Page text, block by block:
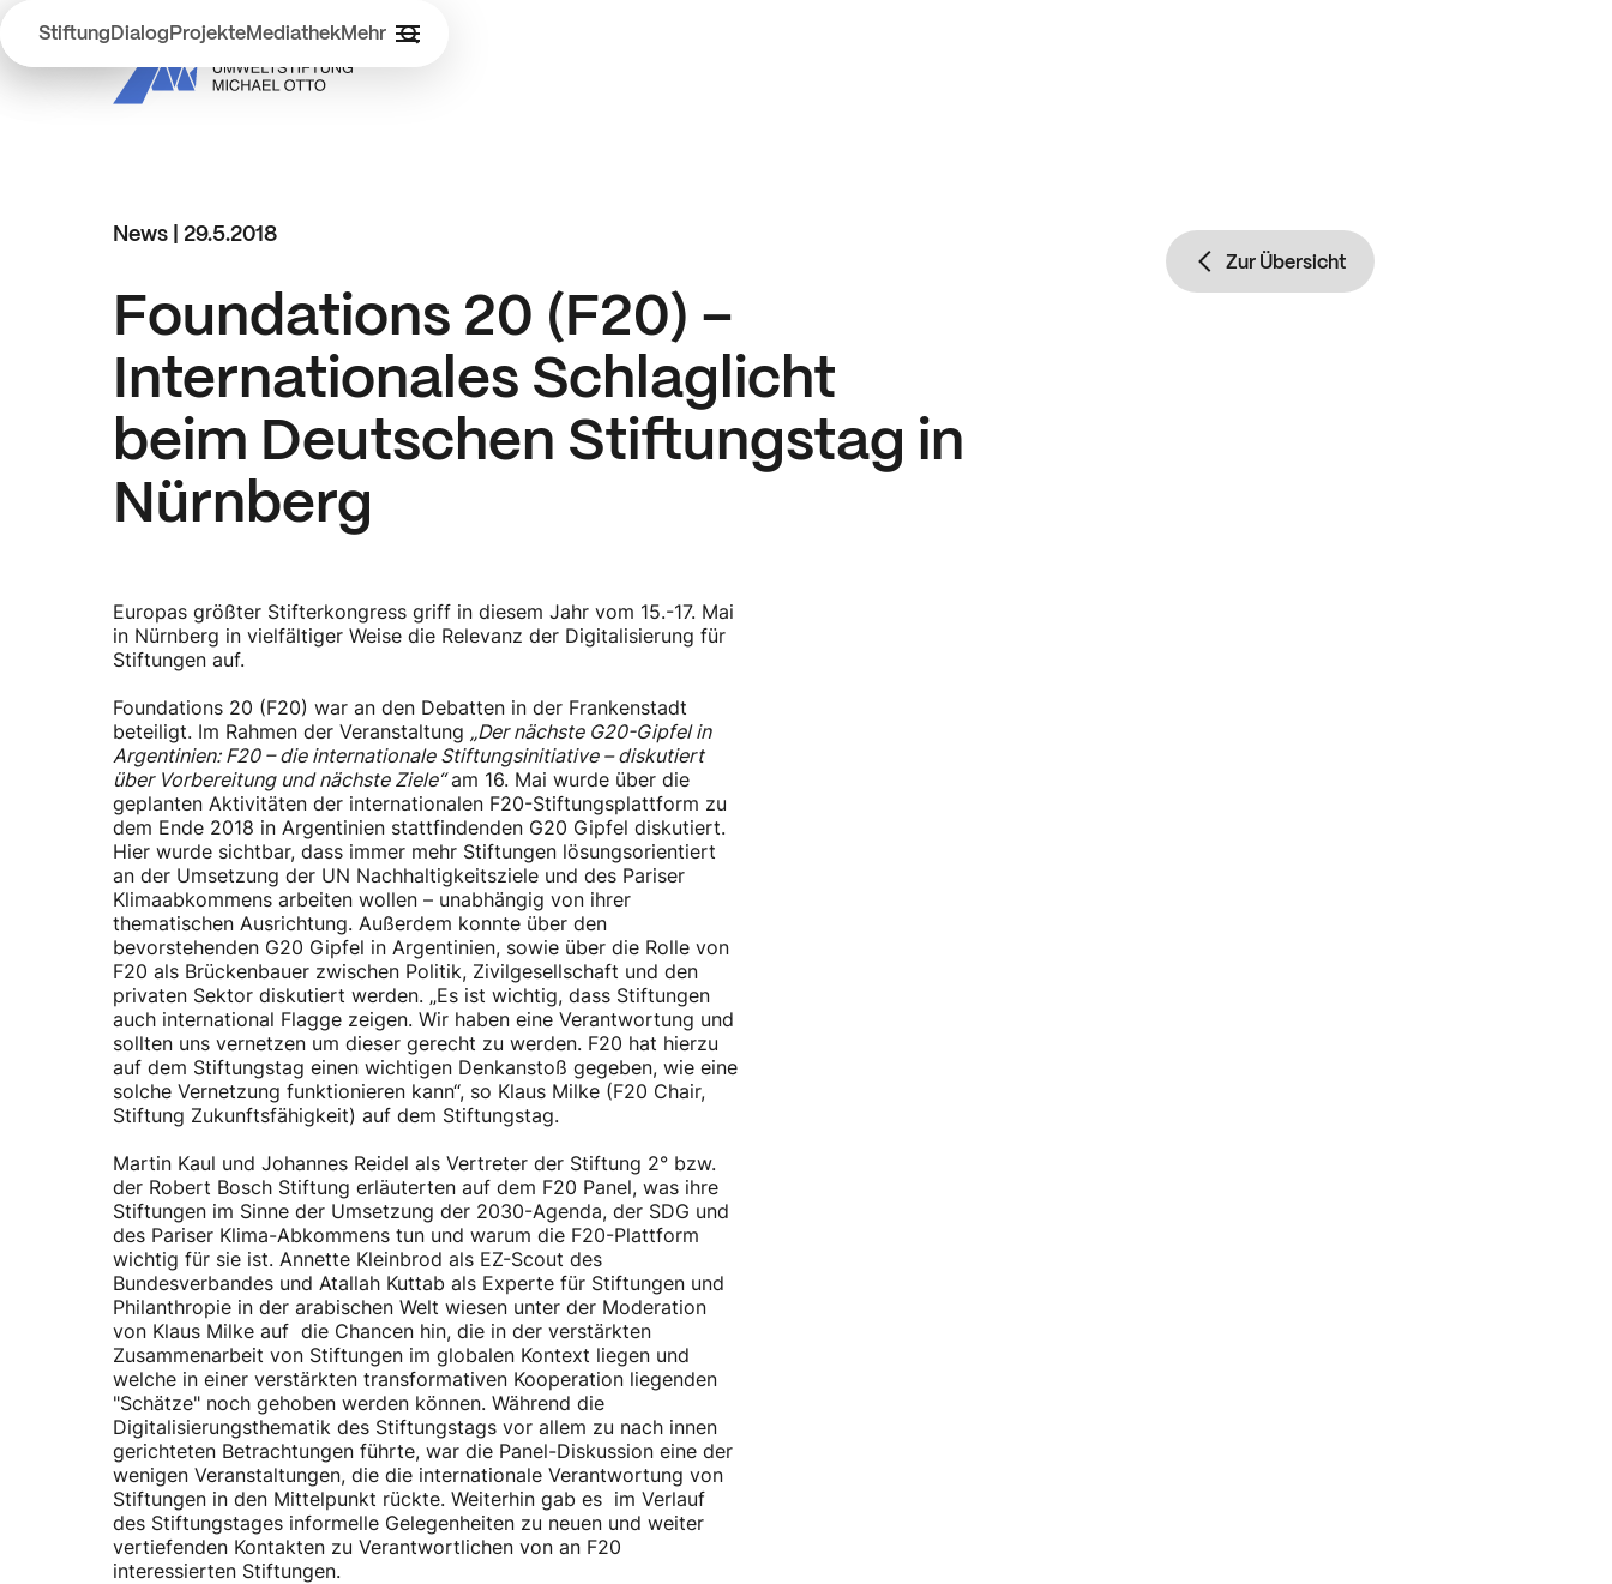
Stiftung Dialog Projekte Mediathek Mehr
News | 29.5.2018
Foundations 20 (F20) –
Internationales Schlaglicht
beim Deutschen Stiftungstag in
Nürnberg
Europas größter Stifterkongress griff in diesem Jahr vom 15.-17. Mai
in Nürnberg in vielfältiger Weise die Relevanz der Digitalisierung für
Stiftungen auf.
Foundations 20 (F20) war an den Debatten in der Frankenstadt
beteiligt. Im Rahmen der Veranstaltung „Der nächste G20-Gipfel in
Argentinien: F20 – die internationale Stiftungsinitiative – diskutiert
über Vorbereitung und nächste Ziele“am 16. Mai wurde über die
geplanten Aktivitäten der internationalen F20-Stiftungsplattform zu
dem Ende 2018 in Argentinien stattfindenden G20 Gipfel diskutiert.
Hier wurde sichtbar, dass immer mehr Stiftungen lösungsorientiert
an der Umsetzung der UN Nachhaltigkeitsziele und des Pariser
Klimaabkommens arbeiten wollen – unabhängig von ihrer
thematischen Ausrichtung. Außerdem konnte über den
bevorstehenden G20 Gipfel in Argentinien, sowie über die Rolle von
F20 als Brückenbauer zwischen Politik, Zivilgesellschaft und den
privaten Sektor diskutiert werden. „Es ist wichtig, dass Stiftungen
auch international Flagge zeigen. Wir haben eine Verantwortung und
sollten uns vernetzen um dieser gerecht zu werden. F20 hat hierzu
auf dem Stiftungstag einen wichtigen Denkanstoß gegeben, wie eine
solche Vernetzung funktionieren kann“, so Klaus Milke (F20 Chair,
Stiftung Zukunftsfähigkeit) auf dem Stiftungstag.
Martin Kaul und Johannes Reidel als Vertreter der Stiftung 2° bzw.
der Robert Bosch Stiftung erläuterten auf dem F20 Panel, was ihre
Stiftungen im Sinne der Umsetzung der 2030-Agenda, der SDG und
des Pariser Klima-Abkommens tun und warum die F20-Plattform
wichtig für sie ist. Annette Kleinbrod als EZ-Scout des
Bundesverbandes und Atallah Kuttab als Experte für Stiftungen und
Philanthropie in der arabischen Welt wiesen unter der Moderation
von Klaus Milke auf die Chancen hin, die in der verstärkten
Zusammenarbeit von Stiftungen im globalen Kontext liegen und
welche in einer verstärkten transformativen Kooperation liegenden
"Schätze" noch gehoben werden können. Während die
Digitalisierungsthematik des Stiftungstags vor allem zu nach innen
gerichteten Betrachtungen führte, war die Panel-Diskussion eine der
wenigen Veranstaltungen, die die internationale Verantwortung von
Stiftungen in den Mittelpunkt rückte. Weiterhin gab es im Verlauf
des Stiftungstages informelle Gelegenheiten zu neuen und weiter
vertiefenden Kontakten zu Verantwortlichen von an F20
interessierten Stiftungen.
Zur Übersicht